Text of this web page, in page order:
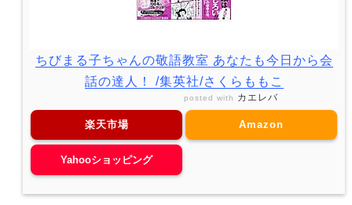
ちびまる子ちゃんの敬語教室 あなたも今日から会
話の達人！ /集英社/さくらももこ
posted with カエレバ
楽天市場 Amazon
Yahooショッピング